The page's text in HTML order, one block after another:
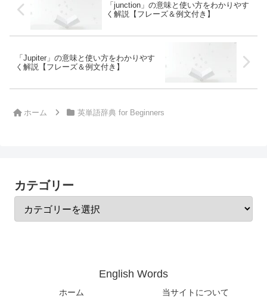
「junction」の意味と使い方をわかりやす
く解説【フレーズ＆例文付き】
「Jupiter」の意味と使い方をわかりやす
く解説【フレーズ＆例文付き】
ホーム 英単語辞典 for Beginners
カテゴリー
English Words
ホーム 当サイトについて